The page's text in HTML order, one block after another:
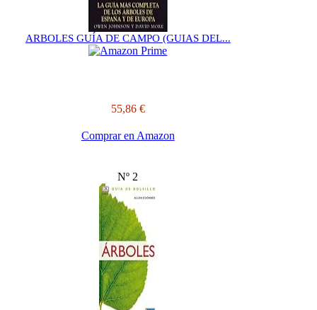
ARBOLES GUÍA DE CAMPO (GUIAS DEL...
55,86 €
Comprar en Amazon
Nº 2